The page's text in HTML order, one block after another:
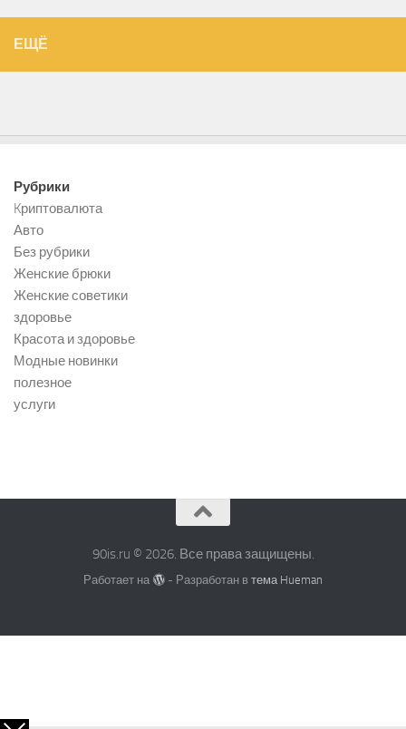
ЕЩЁ
Рубрики
Kриптовалюта
Авто
Без рубрики
Женские брюки
Женские советики
здоровье
Красота и здоровье
Модные новинки
полезное
услуги
90is.ru © 2026. Все права защищены.
Работает на - Разработан в тема Hueman